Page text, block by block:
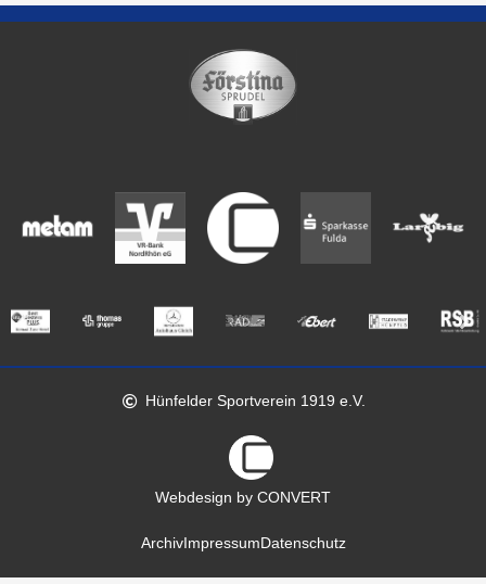
Hünfelder Sportverein 1919 e.V.
Webdesign by CONVERT
ArchivImpressum Datenschutz